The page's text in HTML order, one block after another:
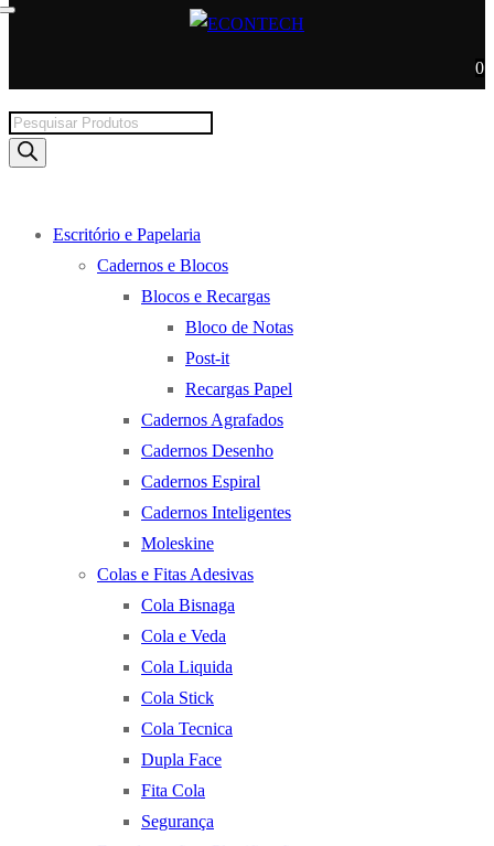
0
Products
search
Escritório e Papelaria
Cadernos e Blocos
Blocos e Recargas
Bloco de Notas
Post-it
Recargas Papel
Cadernos Agrafados
Cadernos Desenho
Cadernos Espiral
Cadernos Inteligentes
Moleskine
Colas e Fitas Adesivas
Cola Bisnaga
Cola e Veda
Cola Liquida
Cola Stick
Cola Tecnica
Dupla Face
Fita Cola
Segurança